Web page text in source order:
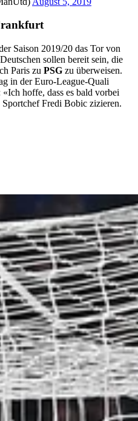
Saison 2019/20 das Tor von
sollen bereit sein, die
Paris zu PSG zu überweisen.
in der Euro-League-Quali
hoffe, dass es bald vorbei
Fredi Bobic zizieren.